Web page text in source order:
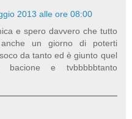
2013 alle ore 08:00
e spero davvero che tutto
un giorno di poterti
da tanto ed è giunto quel
bacione e tvbbbbbtanto